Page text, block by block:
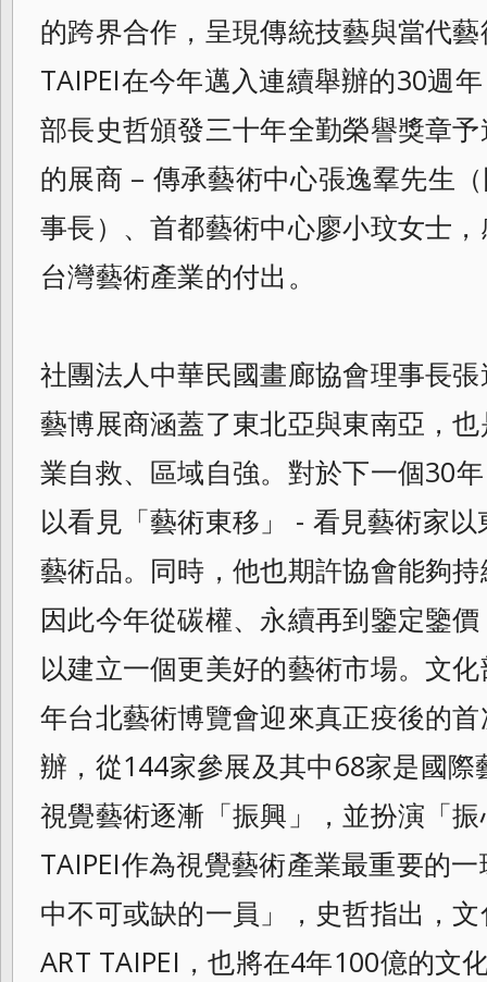
的跨界合作，呈現傳統技藝與當代
TAIPEI在今年邁入連續舉辦的30週
部長史哲頒發三十年全勤榮譽獎章
的展商 – 傳承藝術中心張逸羣先生
事長）、首都藝術中心廖小玟女士
台灣藝術產業的付出。
社團法人中華民國畫廊協會理事長
藝博展商涵蓋了東北亞與東南亞，
業自救、 區域自強。對於下一個30
以看見「藝術東移」 - 看見藝術家
藝術品。同時，他也期許協會能夠
因此今年從碳權、永續再到鑒定鑒價
以建立一個更美好的藝術市場。文
年台北藝術博覽會迎來真正疫後的
辦，從144家參展及其中68家是國際
視覺藝術逐漸「振興」，並扮演「
TAIPEI作為視覺藝術產業最重要的
中不可或缺的一員」，史哲指出，
ART TAIPEI，也將在4年100億的文